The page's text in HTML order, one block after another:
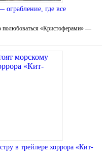
где все
полюбоваться «Кристоферами» —
в трейлере хоррора «Кит-